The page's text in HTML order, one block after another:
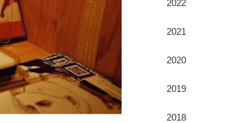
2022
2021
2020
2019
2018